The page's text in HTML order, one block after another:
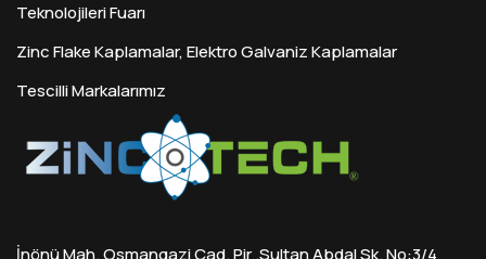
Teknolojileri Fuarı
Zinc Flake Kaplamalar, Elektro Galvaniz Kaplamalar
Tescilli Markalarımız
İnönü Mah. Osmangazi Cad. Pir .Sultan Abdal Sk. No:3/4